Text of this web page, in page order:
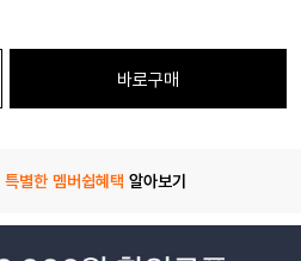
바로구매
특별한 멤버쉽혜택 알아보기